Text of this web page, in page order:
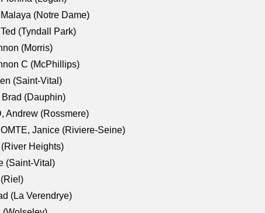
(Notre Dame)
(Tyndall Park)
(Morris)
C (McPhillips)
(Saint-Vital)
(Dauphin)
Andrew (Rossmere)
Janice (Riviere-Seine)
Heights)
(Saint-Vital)
(La Verendrye)